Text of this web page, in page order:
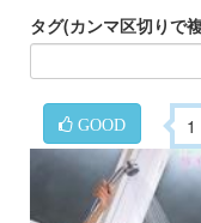
タグ(カンマ区切りで
GOOD 1